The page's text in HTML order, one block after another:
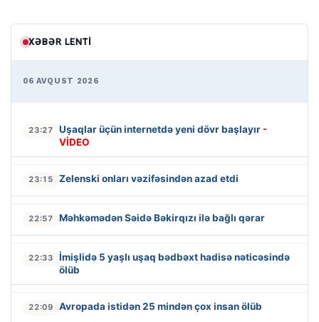
XƏBƏR LENTI
06 AVQUST 2026
23:27 Uşaqlar üçün internetdə yeni dövr başlayır -
VİDEO
23:15 Zelenski onları vəzifəsindən azad etdi
22:57 Məhkəmədən Səidə Bəkirqızı ilə bağlı qərar
22:33
İmişlidə 5 yaşlı uşaq bədbəxt hadisə nəticəsində
ölüb
22:09 Avropada istidən 25 mindən çox insan ölüb